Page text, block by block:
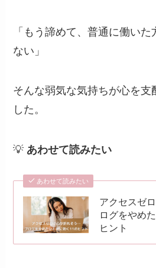
「もう諦めて、普通に働い
ない」
そんな弱気な気持ちが心を支
した。
💡 あわせて読みたい
あわせて読みたい
アクセスゼ
ログをやめ
ヒント